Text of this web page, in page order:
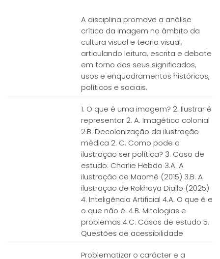
A disciplina promove a análise
crítica da imagem no âmbito da
cultura visual e teoria visual,
articulando leitura, escrita e debate
em torno dos seus significados,
usos e enquadramentos históricos,
políticos e sociais.
1. O que é uma imagem? 2. Ilustrar é
representar 2. A. Imagética colonial
2.B. Decolonização da ilustração
médica 2. C. Como pode a
ilustração ser política? 3. Caso de
estudo: Charlie Hebdo 3.A. A
ilustração de Maomé (2015) 3.B. A
ilustração de Rokhaya Diallo (2025)
4. Inteligência Artificial 4.A. O que é e
o que não é. 4.B. Mitologias e
problemas 4.C. Casos de estudo 5.
Questões de acessibilidade
Problematizar o carácter e a